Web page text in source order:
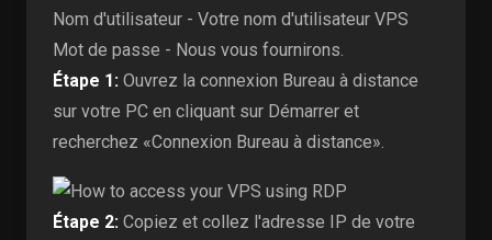
Nom d'utilisateur - Votre nom d'utilisateur VPS
Mot de passe - Nous vous fournirons.
Étape 1: Ouvrez la connexion Bureau à distance
sur votre PC en cliquant sur Démarrer et
recherchez «Connexion Bureau à distance».
Étape 2: Copiez et collez l'adresse IP de votre